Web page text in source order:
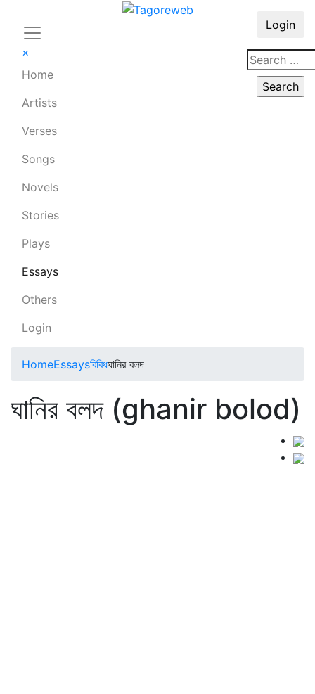
×
Home
Artists
Verses
Songs
Novels
Stories
Plays
Essays
Others
Login
Login
HomeEssaysবিবিধঘানির বলদ
ঘানির বলদ (ghanir bolod)